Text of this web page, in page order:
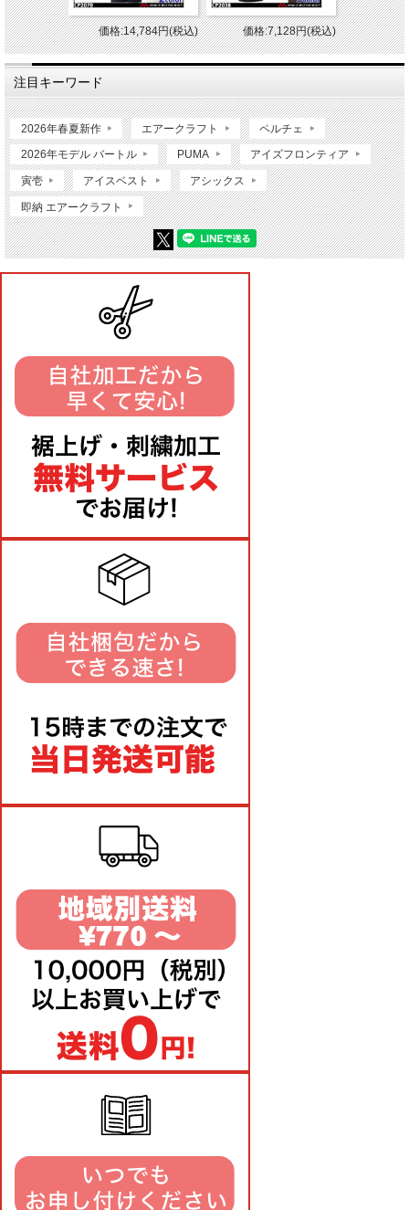
価格:14,784円(税込) 価格:7,128円(税込)
注目キーワード
2026年春夏新作 エアークラフト ペルチェ
2026年モデル バートル PUMA アイズフロンティア
寅壱 アイスベスト アシックス
即納 エアークラフト